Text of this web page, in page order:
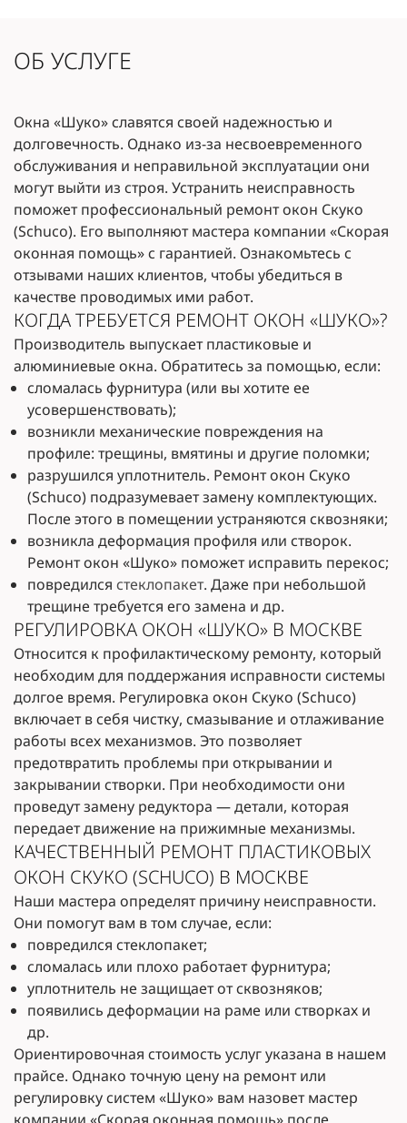
ОБ УСЛУГЕ
Окна «Шуко» славятся своей надежностью и
долговечность. Однако из-за несвоевременного
обслуживания и неправильной эксплуатации они
могут выйти из строя. Устранить неисправность
поможет профессиональный ремонт окон Скуко
(Schuco). Его выполняют мастера компании «Скорая
оконная помощь» с гарантией. Ознакомьтесь с
отзывами наших клиентов, чтобы убедиться в
качестве проводимых ими работ.
КОГДА ТРЕБУЕТСЯ РЕМОНТ ОКОН «ШУКО»?
Производитель выпускает пластиковые и
алюминиевые окна. Обратитесь за помощью, если:
сломалась фурнитура (или вы хотите ее
усовершенствовать);
возникли механические повреждения на
профиле: трещины, вмятины и другие поломки;
разрушился уплотнитель. Ремонт окон Скуко
(Schuco) подразумевает замену комплектующих.
После этого в помещении устраняются сквозняки;
возникла деформация профиля или створок.
Ремонт окон «Шуко» поможет исправить перекос;
повредился стеклопакет. Даже при небольшой
трещине требуется его замена и др.
РЕГУЛИРОВКА ОКОН «ШУКО» В МОСКВЕ
Относится к профилактическому ремонту, который
необходим для поддержания исправности системы
долгое время. Регулировка окон Скуко (Schuco)
включает в себя чистку, смазывание и отлаживание
работы всех механизмов. Это позволяет
предотвратить проблемы при открывании и
закрывании створки. При необходимости они
проведут замену редуктора — детали, которая
передает движение на прижимные механизмы.
КАЧЕСТВЕННЫЙ РЕМОНТ ПЛАСТИКОВЫХ
ОКОН СКУКО (SCHUCO) В МОСКВЕ
Наши мастера определят причину неисправности.
Они помогут вам в том случае, если:
повредился стеклопакет;
сломалась или плохо работает фурнитура;
уплотнитель не защищает от сквозняков;
появились деформации на раме или створках и
др.
Ориентировочная стоимость услуг указана в нашем
прайсе. Однако точную цену на ремонт или
регулировку систем «Шуко» вам назовет мастер